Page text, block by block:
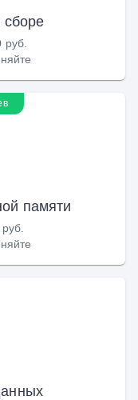
руб.
памяти